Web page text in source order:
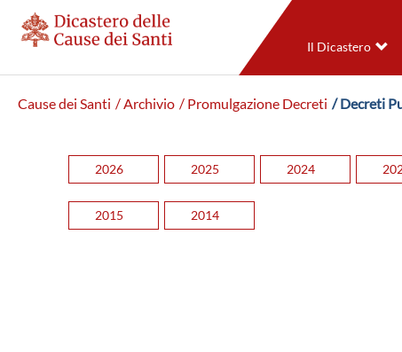
Il Dicastero
Cause dei Santi / Archivio / Promulgazione Decreti / Decreti
2026 2025 2024
2015 2014